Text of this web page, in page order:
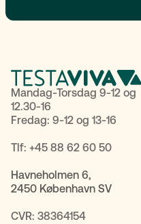
Mandag-Torsdag 9-12 og
12.30-16
Fredag: 9-12 og 13-16
Tlf: +45 88 62 60 50
Havneholmen 6,
2450 København SV
CVR: 38364154